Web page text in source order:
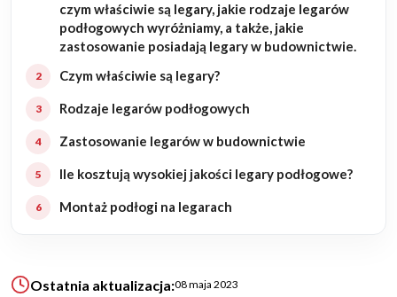
Budynki biurowe
Realizacje
Referencje
Ogrody
BLOG
czym właściwie są legary, jakie rodzaje legarów
podłogowych wyróżniamy, a także, jakie
zastosowanie posiadają legary w budownictwie.
Czym właściwie są legary?
Rodzaje legarów podłogowych
Zastosowanie legarów w budownictwie
Ile kosztują wysokiej jakości legary podłogowe?
Montaż podłogi na legarach
Ostatnia aktualizacja:08 maja 2023